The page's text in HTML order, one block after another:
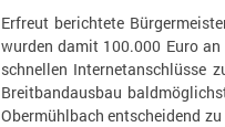
Erfreut berichtete
wurden damit 100.000 Euro
schnellen Internetanschlüsse
Breitbandausbau
Obermühlbach entscheidend